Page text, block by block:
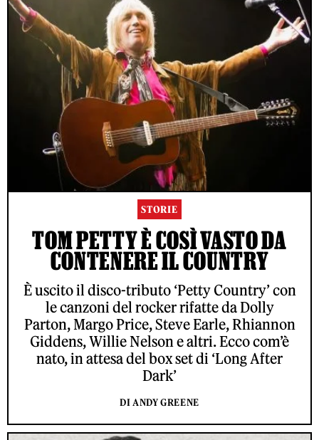
STORIE
TOM PETTY È COSÌ VASTO DA
CONTENERE IL COUNTRY
È uscito il disco-tributo ‘Petty Country’ con
le canzoni del rocker rifatte da Dolly
Parton, Margo Price, Steve Earle, Rhiannon
Giddens, Willie Nelson e altri. Ecco com’è
nato, in attesa del box set di ‘Long After
Dark’
DI ANDY GREENE